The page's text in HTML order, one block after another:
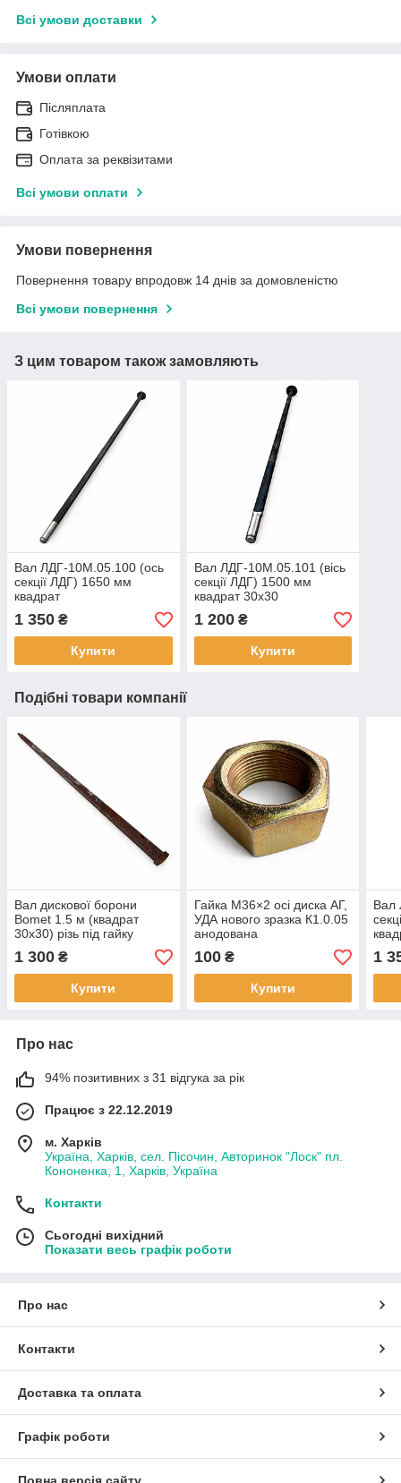
Всі умови доставки
Умови оплати
Післяплата
Готівкою
Оплата за реквізитами
Всі умови оплати
Умови повернення
Повернення товару впродовж 14 днів за домовленістю
Всі умови повернення
З цим товаром також замовляють
Вал ЛДГ-10М.05.100 (ось
секції ЛДГ) 1650 мм
квадрат
1 350 ₴
Купити
Вал ЛДГ-10М.05.101 (вісь
секції ЛДГ) 1500 мм
квадрат 30х30
1 200₴
Купити
Подібні товари компанії
Вал дискової борони
Bomet 1.5 м (квадрат
30х30) різь під гайку
1 300 ₴
Купити
Гайка М36×2 осі диска АГ,
УДА нового зразка К1.0.05
анодована
100₴
Купити
Вал
1
Про нас
94% позитивних з 31 відгука за рік
Працює з 22.12.2019
м. Харків
Україна, Харків, сел. Пісочин, Авторинок "Лоск" пл.
Кононенка, 1, Харків, Україна
Контакти
Сьогодні вихідний
Показати весь графік роботи
Про нас
Контакти
Доставка та оплата
Графік роботи